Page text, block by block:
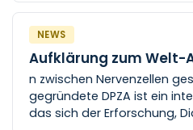
Forschungszentren und
Aachener
Sprecher desZentrumsfür
(Sekretariat) Adresse:
Allgemeinmedizin
Erkrankungen (ZSEA)
Aachen
NEWS
Aufklärung zum Welt-
n zwischen Nervenzellen
gegründete DPZA ist ein
das sich der Erforschung,